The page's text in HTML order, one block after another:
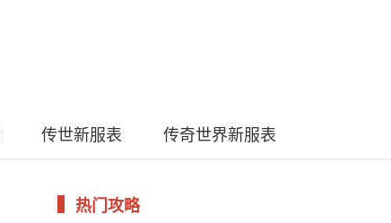
传世新服表 传奇世界新服表
热门攻略